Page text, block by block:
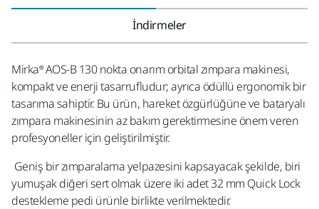
İndirmeler
Mirka® AOS-B 130 nokta onarım orbital zımpara makinesi,
kompakt ve enerji tasarrufludur; ayrıca ödüllü ergonomik bir
tasarıma sahiptir. Bu ürün, hareket özgürlüğüne ve bataryalı
zımpara makinesinin az bakım gerektirmesine önem veren
profesyoneller için geliştirilmiştir.
Geniş bir zımparalama yelpazesini kapsayacak şekilde, biri
yumuşak diğeri sert olmak üzere iki adet 32 mm Quick Lock
destekleme pedi ürünle birlikte verilmektedir.